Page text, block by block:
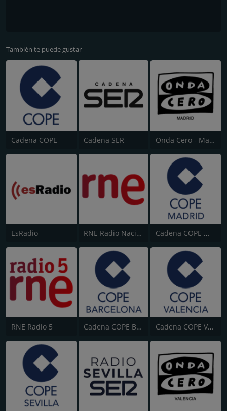
También te puede gustar
Cadena COPE Cadena SER Onda Cero - Madrid
EsRadio RNE Radio Nacional (Radio 1) Cadena COPE Madrid
RNE Radio 5 Cadena COPE Barcelona Cadena COPE Valencia